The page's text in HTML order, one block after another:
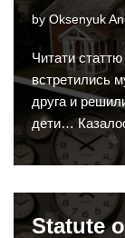
byOksenyuk
Читати
встретились
друга и
дети…
Statute